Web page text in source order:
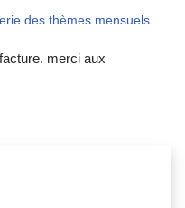
des thèmes mensuels
merci aux